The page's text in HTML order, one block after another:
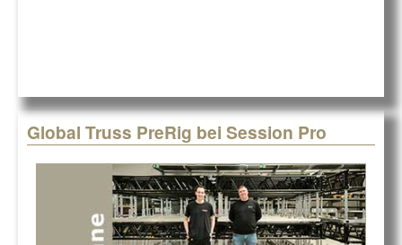
Global Truss PreRig bei Session Pro